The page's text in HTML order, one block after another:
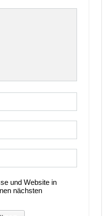
und Website in
nächsten